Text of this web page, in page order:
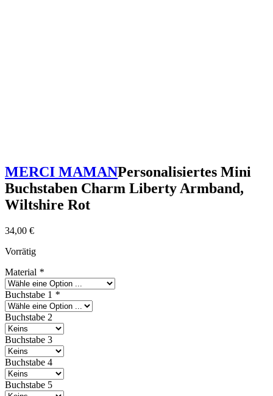
MERCI MAMANPersonalisiertes Mini
Buchstaben Charm Liberty Armband,
Wiltshire Rot
34,00 €
Vorrätig
Material *
Buchstabe 1 *
Buchstabe 2
Buchstabe 3
Buchstabe 4
Buchstabe 5